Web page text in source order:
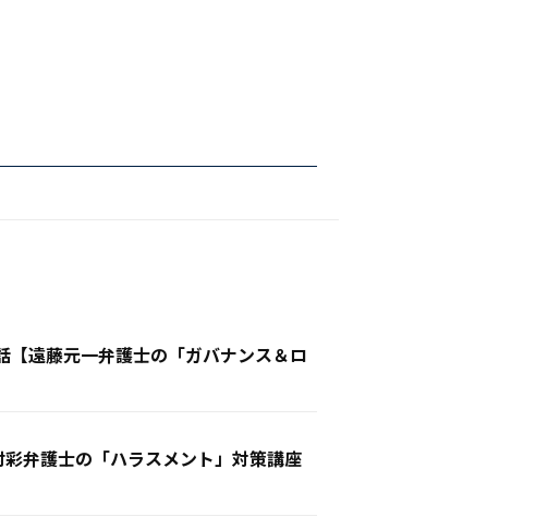
遠藤元一弁護士の「ガバナンス＆ロ
弁護士の「ハラスメント」対策講座